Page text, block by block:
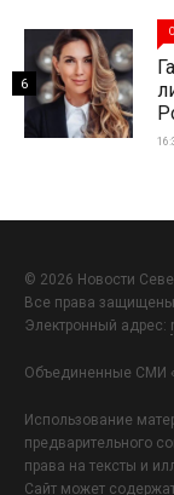
6
© 2026 Новости
Все права
Электронный адрес:
Объединенные СМИ
Использование
предварительного
права на тексты и
Сайт может